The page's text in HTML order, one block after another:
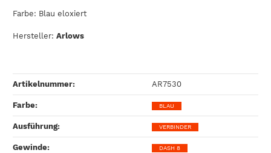
Farbe: Blau eloxiert
Hersteller: Arlows
Artikelnummer: AR7530
Farbe‍: BLAU
Ausführung‍: VERBINDER
Gewinde‍: DASH 8